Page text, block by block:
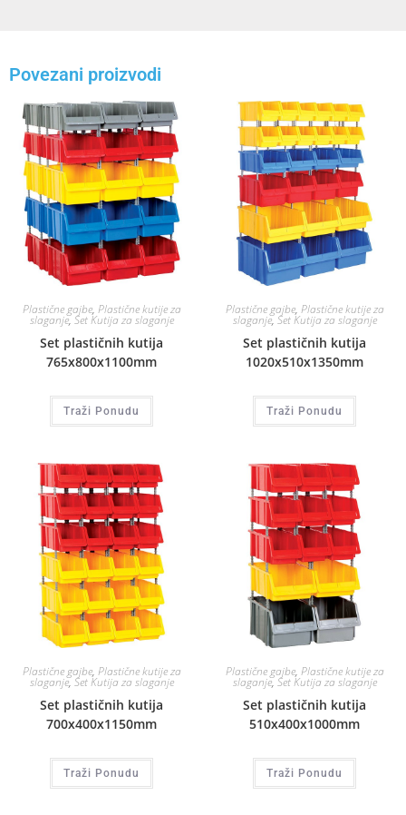
Povezani proizvodi
Plastične gajbe, Plastične kutije za
slaganje,Set Kutija za slaganje
Set plastičnih kutija
765x800x1100mm
Traži Ponudu
Plastične gajbe, Plastične kutije za
slaganje,Set Kutija za slaganje
Set plastičnih kutija
1020x510x1350mm
Traži Ponudu
Plastične gajbe, Plastične kutije za
slaganje,Set Kutija za slaganje
Set plastičnih kutija
700x400x1150mm
Traži Ponudu
Plastične gajbe, Plastične kutije za
slaganje,Set Kutija za slaganje
Set plastičnih kutija
510x400x1000mm
Traži Ponudu